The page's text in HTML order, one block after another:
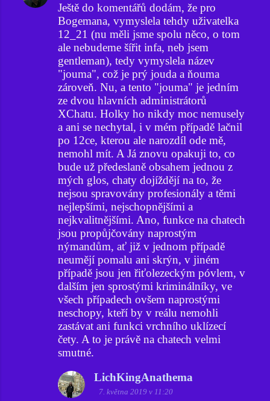
Ještě do komentářů dodám, že pro
Bogemana, vymyslela tehdy uživatelka
12_21 (nu měli jsme spolu něco, o tom
ale nebudeme šířit infa, neb jsem
gentleman), tedy vymyslela název
"jouma", což je prý jouda a ňouma
zároveň. Nu, a tento "jouma" je jedním
ze dvou hlavních administrátorů
XChatu. Holky ho nikdy moc nemusely
a ani se nechytal, i v mém případě lačnil
po 12ce, kterou ale narozdíl ode mě,
nemohl mít. A Já znovu opakuji to, co
bude už předeslaně obsahem jednou z
mých glos, chaty dojíždějí na to, že
nejsou spravovány profesionály a těmi
nejlepšími, nejschopnějšími a
nejkvalitnějšími. Ano, funkce na chatech
jsou propůjčovány naprostým
nýmandům, ať již v jednom případě
neumějí pomalu ani skrýn, v jiném
případě jsou jen řiťolezeckým póvlem, v
dalším jen sprostými kriminálníky, ve
všech případech ovšem naprostými
neschopy, kteří by v reálu nemohli
zastávat ani funkci vrchního uklízecí
čety. A to je právě na chatech velmi
smutné.
LichKingAnathema
7. května 2019 v 11:20